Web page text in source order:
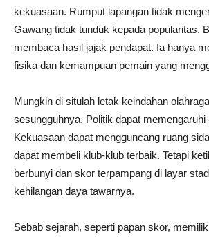
kekuasaan. Rumput lapangan tidak
Gawang tidak tunduk kepada popularitas.
membaca hasil jajak pendapat. Ia hanya
fisika dan kemampuan pemain yang
Mungkin di situlah letak keindahan
sesungguhnya. Politik dapat memengaruhi
Kekuasaan dapat mengguncang ruang
dapat membeli klub-klub terbaik. Tetapi
berbunyi dan skor terpampang di layar
kehilangan daya tawarnya.
Sebab sejarah, seperti papan skor,